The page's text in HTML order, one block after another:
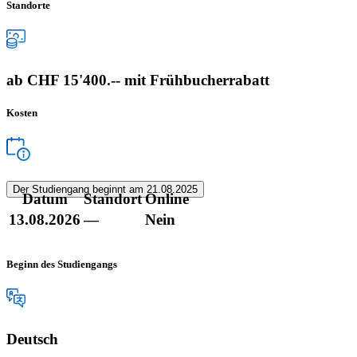
Standorte
ab CHF 15'400.-- mit Frühbucherrabatt
Kosten
Der Studiengang beginnt am 21.08.2025
Datum StandortOnline
13.08.2026 — Nein
Beginn des Studiengangs
Deutsch